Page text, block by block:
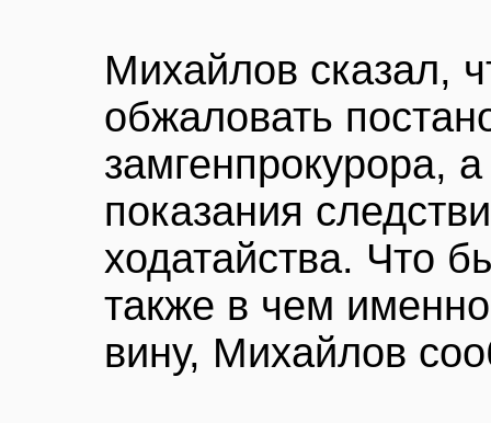
Михайлов сказал,
обжаловать
замгенпрокурора,
показания
ходатайства. Что
также в чем
вину, Михайлов